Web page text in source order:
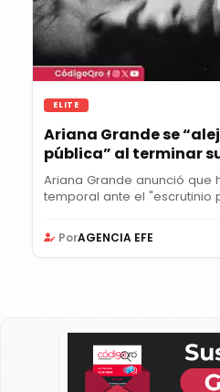
ELITE
Ariana Grande se
pública” al terminar
Ariana Grande anunció que
temporal ante el "escrutinio
PorAGENCIA EFE